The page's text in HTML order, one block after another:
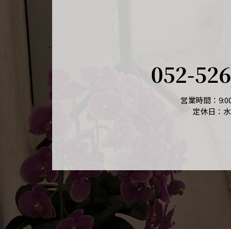
052-
営業時間：
定休日：